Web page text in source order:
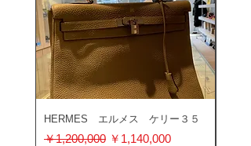
HERMES エルメス ケリー３５
通常価格
￥1,200,000 セール価格
￥1,140,000